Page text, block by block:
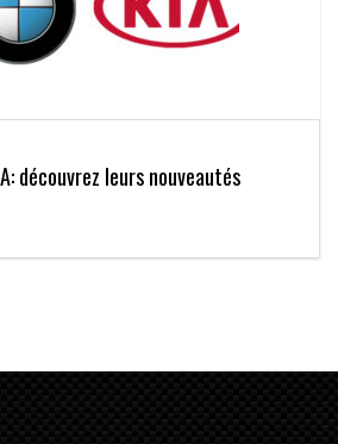
découvrez leurs nouveautés